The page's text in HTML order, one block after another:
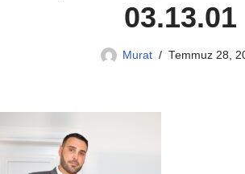
03.13.01
Murat Temmuz 28,